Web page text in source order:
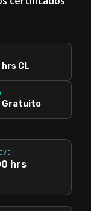
hrs CL
Gratuito
hrs